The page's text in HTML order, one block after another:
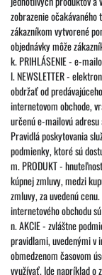
zobrazenie
zákazníkom vytvorené
objednávky môže
k. PRIHLÁSENIE - e-
l. NEWSLETTER -
obdržať od
internetovom obchode,
určenú e-mailovú
Pravidlá poskytovania
podmienky, ktoré sú
m. PRODUKT -
kúpnej zmluvy, medzi
zmluvy, za uvedenú
internetového obchodu
n. AKCIE - zvláštne
pravidlami, uvedenými v
obmedzenom časovom
využívať. Ide napríklad o